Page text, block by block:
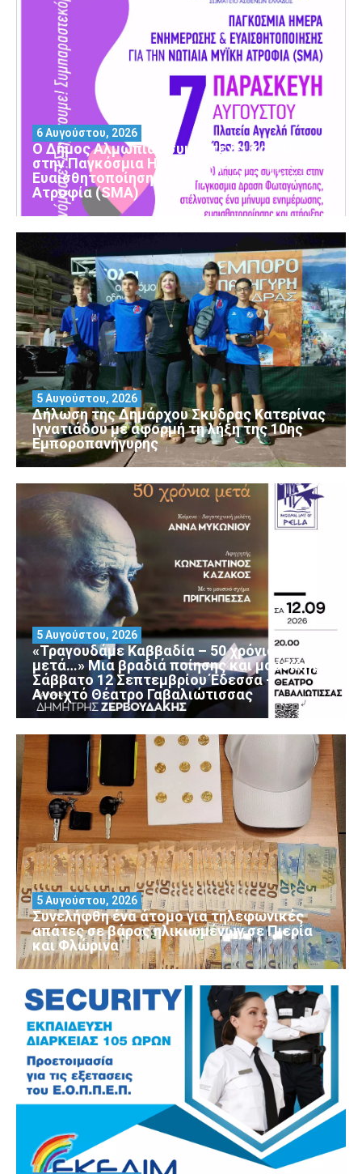
Ο Δήμος Αλμωπίας συμμετέχει και φέτος
στην Παγκόσμια Ημέρα Ενημέρωσης και
Ευαισθητοποίησης για τη Νωτιαία Μυϊκή
Ατροφία (SMA)
6 Αυγούστου, 2026
Δήλωση της Δημάρχου Σκύδρας Κατερίνας
Ιγνατιάδου με αφορμή τη λήξη της 10ης
Εμποροπανήγυρης
5 Αυγούστου, 2026
«Τραγουδάμε Καββαδία – 50 χρόνια
μετά…» Μια βραδιά ποίησης και μουσικής
Σάββατο 12 Σεπτεμβρίου Έδεσσα –
Ανοιχτό Θέατρο Γαβαλιώτισσας
5 Αυγούστου, 2026
Συνελήφθη ένα άτομο για τηλεφωνικές
απάτες σε βάρος ηλικιωμένων σε Πιερία
και Φλώρινα
5 Αυγούστου, 2026